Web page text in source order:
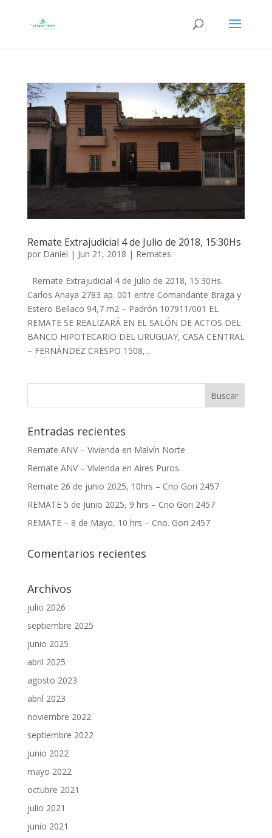
Remate Extrajudicial 4 de Julio de 2018, 15:30Hs
por Daniel | Jun 21, 2018 | Remates
Remate Extrajudicial 4 de Julio de 2018, 15:30Hs.
Carlos Anaya 2783 ap. 001 entre Comandante Braga y
Estero Bellaco 94,7 m2 – Padrón 107911/001 EL
REMATE SE REALIZARÁ EN EL SALÓN DE ACTOS DEL
BANCO HIPOTECARIO DEL URUGUAY, CASA CENTRAL
– FERNÁNDEZ CRESPO 1508,...
Entradas recientes
Remate ANV – Vivienda en Malvín Norte
Remate ANV – Vivienda en Aires Puros.
Remate 26 de junio 2025, 10hrs – Cno Gori 2457
REMATE 5 de Junio 2025, 9 hrs – Cno Gori 2457
REMATE – 8 de Mayo, 10 hrs – Cno. Gori 2457
Comentarios recientes
Archivos
julio 2026
septiembre 2025
junio 2025
abril 2025
agosto 2023
abril 2023
noviembre 2022
septiembre 2022
junio 2022
mayo 2022
octubre 2021
julio 2021
junio 2021